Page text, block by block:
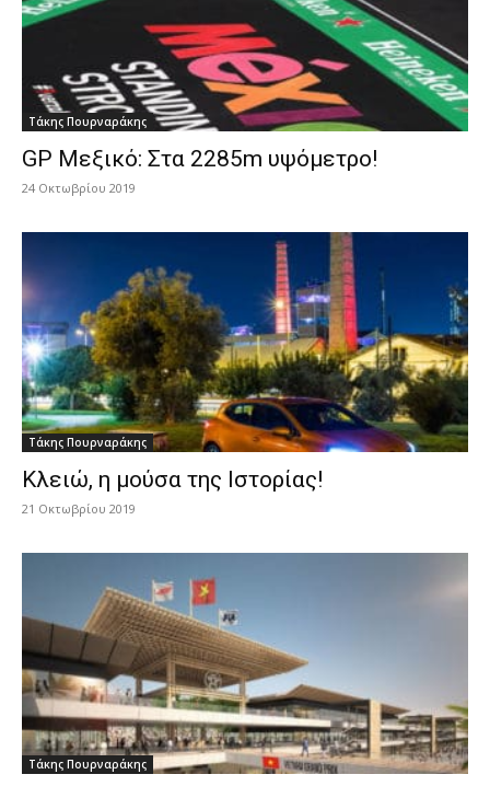
Τάκης Πουρναράκης
GP Μεξικό: Στα 2285m υψόμετρο!
24 Οκτωβρίου 2019
Τάκης Πουρναράκης
Κλειώ, η μούσα της Ιστορίας!
21 Οκτωβρίου 2019
Τάκης Πουρναράκης